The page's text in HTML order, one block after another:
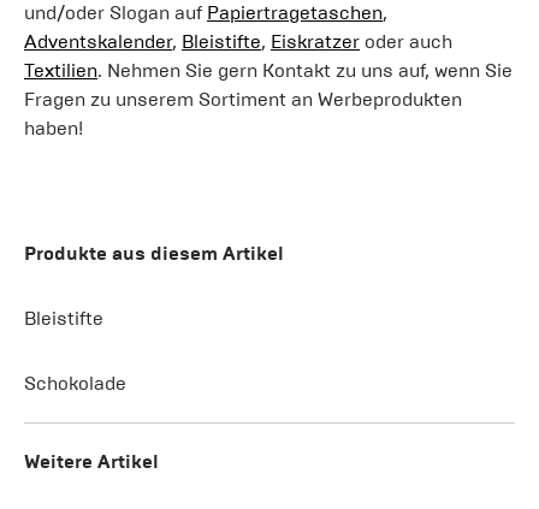
und/oder Slogan auf Papiertragetaschen,
Adventskalender, Bleistifte, Eiskratzer oder auch
Textilien. Nehmen Sie gern Kontakt zu uns auf, wenn Sie
Fragen zu unserem Sortiment an Werbeprodukten
haben!
Produkte aus diesem Artikel
Bleistifte
Schokolade
Weitere Artikel